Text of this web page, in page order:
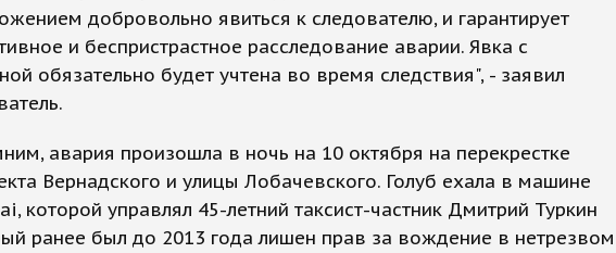
добровольно явиться к следователю, и гарантирует
и беспристрастное расследование аварии. Явка с
обязательно будет учтена во время следствия", - заявил
авария произошла в ночь на 10 октября на перекрестке
Вернадского и улицы Лобачевского. Голуб ехала в машине
которой управлял 45-летний таксист-частник Дмитрий Туркин
ранее был до 2013 года лишен прав за вождение в нетрезвом